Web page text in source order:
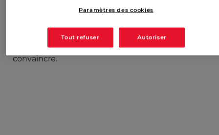
mauvaise conscience de ses décideurs et de ses
extraite du site
http://www.netwerkvlaanderen.be/) pour s’en
convaincre.
Paramètres des cookies
Tout refuser Autoriser